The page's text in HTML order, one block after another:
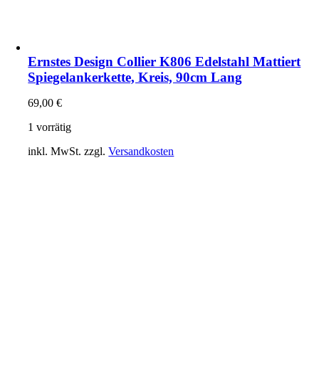
Ernstes Design Collier K806 Edelstahl Mattiert
Spiegelankerkette, Kreis, 90cm Lang
69,00€
1 vorrätig
inkl. MwSt. zzgl.Versandkosten